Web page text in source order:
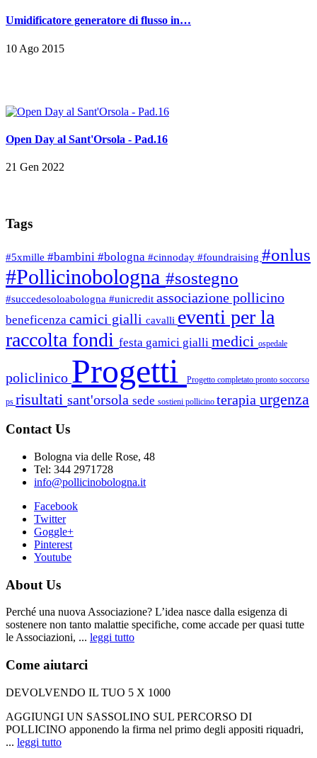
Umidificatore generatore di flusso in…
10 Ago 2015
Open Day al Sant'Orsola - Pad.16
21 Gen 2022
Tags
#5xmille #bambini #bologna #cinnoday #foundraising #onlus
#Pollicinobologna #sostegno
#succedesoloabologna #unicredit associazione pollicino
beneficenza camici gialli cavalli eventi per la
raccolta fondi festa gamici gialli medici ospedale
policlinico Progetti Progetto completato pronto soccorso
ps risultati sant'orsola sede sostieni pollicino terapia urgenza
Contact Us
Bologna via delle Rose, 48
Tel: 344 2971728
info@pollicinobologna.it
Facebook
Twitter
Goggle+
Pinterest
Youtube
About Us
Perché una nuova Associazione? L’idea nasce dalla esigenza di
sostenere non tanto malattie specifiche, come accade per quasi tutte
le Associazioni, ... leggi tutto
Come aiutarci
DEVOLVENDO IL TUO 5 X 1000
AGGIUNGI UN SASSOLINO SUL PERCORSO DI
POLLICINO apponendo la firma nel primo degli appositi riquadri,
... leggi tutto